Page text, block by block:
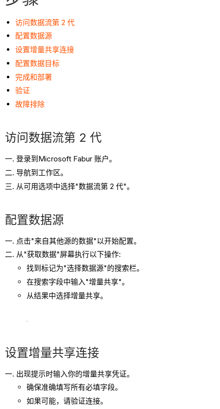
置
数
据
置
增
共
接
配
置
数
据
标
完
成
和
署
验
证
除
访问数据流第 2 代
配置数据源
设置增量共享连接
配置数据目标
完成和部署
验证
故障排除
访问数据流第 2 代
登录到Microsoft Fabur 账户。
导航到工作区。
从可用选项中选择"数据流第 2 代"。
配置数据源
点击"来自其他源的数据"以开始配置。
从"获取数据"屏幕执行以下操作:
找到标记为"选择数据源"的搜索栏。
在搜索字段中输入"增量共享"。
从结果中选择增量共享。
设置增量共享连接
出现提示时输入你的增量共享凭证。
确保准确填写所有必填字段。
如果可能，请验证连接。